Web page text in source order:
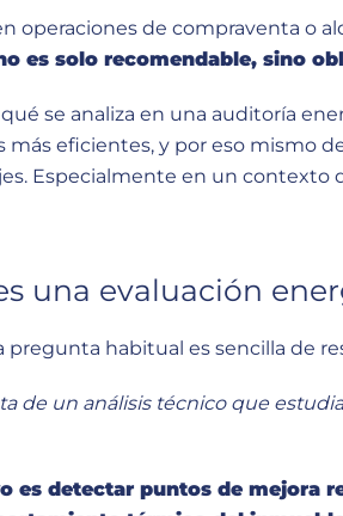
operaciones de compraventa o
es solo recomendable, sino
se analiza en una auditoría
más eficientes, y por eso mismo
Especialmente en un contexto
una evaluación
pregunta habitual es sencilla de
de un análisis técnico que
es detectar puntos de mejora